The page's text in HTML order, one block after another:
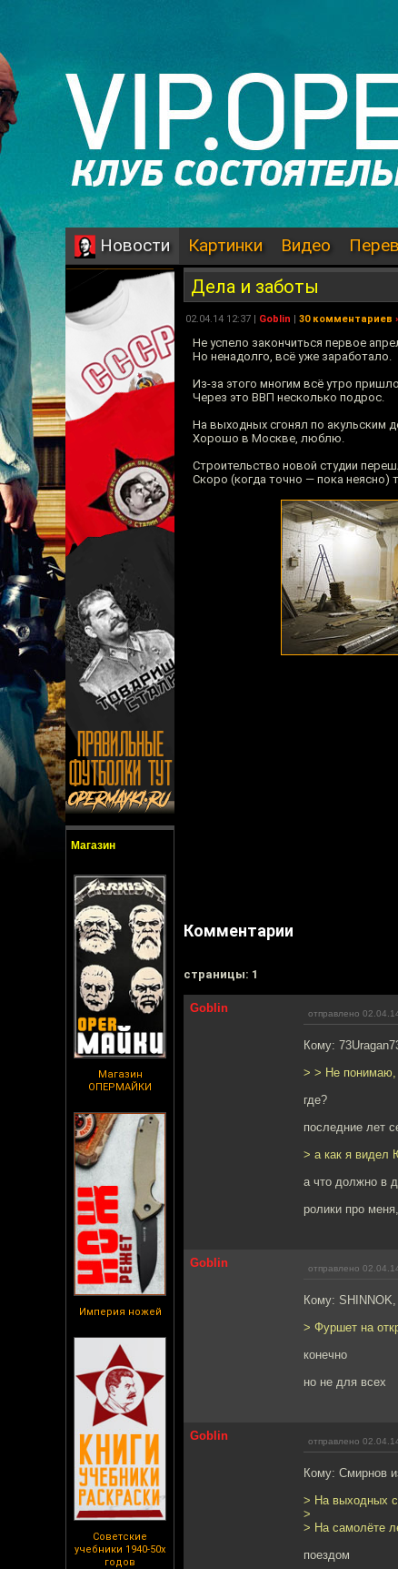
Новости Картинки Видео
Магазин
Магазин
ОПЕРМАЙКИ
Империя ножей
Советские
учебники 1940-50х
годов
Дела и заботы
02.04.14 12:37 | Goblin | 30 комментариев
Не успело закончиться первое
Но ненадолго, всё уже заработало.
Из-за этого многим всё утро
Через это ВВП несколько подрос.
На выходных сгонял по акульским
Хорошо в Москве, люблю.
Строительство новой студии
Скоро (когда точно — пока неясно)
Комментарии
cтраницы: 1
Goblin отправлено
Кому:
> > Не понимаю,
где?
последние лет
> а как я видел
а что должно в
ролики про
Goblin отправлено
Кому: SHINNOK,
> Фуршет на
конечно
но не для всех
Goblin отправлено
Кому: Смирнов
> На выходных
>
> На самолёте
поездом